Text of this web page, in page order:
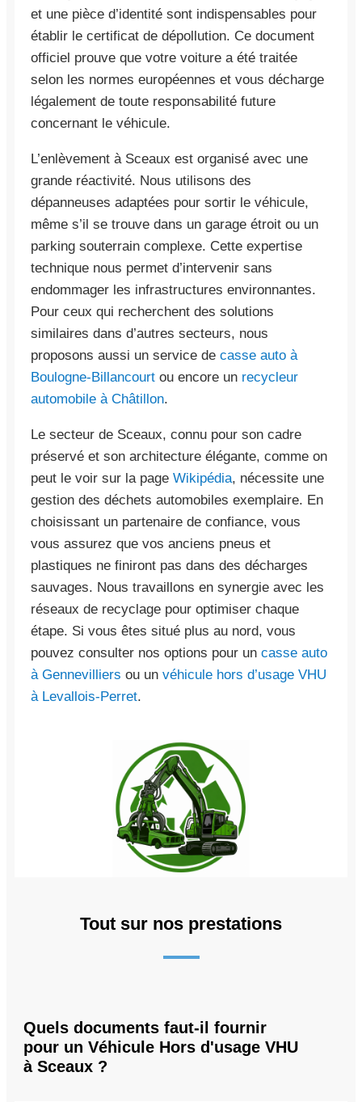
et une pièce d’identité sont indispensables pour
établir le certificat de dépollution. Ce document
officiel prouve que votre voiture a été traitée
selon les normes européennes et vous décharge
légalement de toute responsabilité future
concernant le véhicule.
L’enlèvement à Sceaux est organisé avec une
grande réactivité. Nous utilisons des
dépanneuses adaptées pour sortir le véhicule,
même s’il se trouve dans un garage étroit ou un
parking souterrain complexe. Cette expertise
technique nous permet d’intervenir sans
endommager les infrastructures environnantes.
Pour ceux qui recherchent des solutions
similaires dans d’autres secteurs, nous
proposons aussi un service de casse auto à
Boulogne-Billancourt ou encore un recycleur
automobile à Châtillon.
Le secteur de Sceaux, connu pour son cadre
préservé et son architecture élégante, comme on
peut le voir sur la page Wikipédia, nécessite une
gestion des déchets automobiles exemplaire. En
choisissant un partenaire de confiance, vous
vous assurez que vos anciens pneus et
plastiques ne finiront pas dans des décharges
sauvages. Nous travaillons en synergie avec les
réseaux de recyclage pour optimiser chaque
étape. Si vous êtes situé plus au nord, vous
pouvez consulter nos options pour un casse auto
à Gennevilliers ou un véhicule hors d’usage VHU
à Levallois-Perret.
Tout sur nos prestations
Quels documents faut-il fournir
pour un Véhicule Hors d'usage VHU
à Sceaux ?